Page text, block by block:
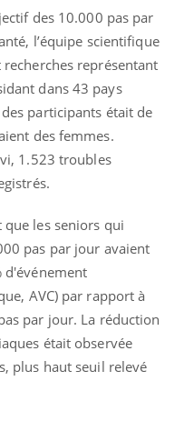
des 10.000 pas par
l’équipe scientifique
représentant
dans 43 pays
participants était de
des femmes.
1.523 troubles
que les seniors qui
pas par jour avaient
d'événement
AVC) par rapport à
par jour. La réduction
était observée
plus haut seuil relevé